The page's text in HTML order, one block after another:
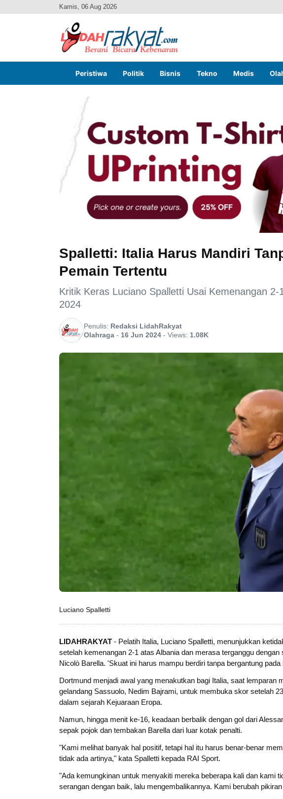
Kamis, 06 Aug 2026
Peristiwa Politik Bisnis Tekno Medis
Spalletti: Italia Harus Mandiri
Pemain Tertentu
Kritik Keras Luciano Spalletti Usai Kemenangan
2024
Penulis: Redaksi LidahRakyat
Olahraga - 16 Jun 2024 - Views: 1.08K
Luciano Spalletti
LIDAHRAKYAT - Pelatih Italia, Luciano Spalletti, menunjukkan
setelah kemenangan 2-1 atas Albania dan merasa terganggu
Nicolò Barella. 'Skuat ini harus mampu berdiri tanpa bergantung pada
Dortmund menjadi awal yang menakutkan bagi Italia, saat lemparan
gelandang Sassuolo, Nedim Bajrami, untuk membuka skor setelah
dalam sejarah Kejuaraan Eropa.
Namun, hingga menit ke-16, keadaan berbalik dengan gol dari
sepak pojok dan tembakan Barella dari luar kotak penalti.
"Kami melihat banyak hal positif, tetapi hal itu harus benar-benar
tidak ada artinya," kata Spalletti kepada RAI Sport.
"Ada kemungkinan untuk menyakiti mereka beberapa kali dan kami
serangan dengan baik, lalu mengembalikannya. Kami berubah